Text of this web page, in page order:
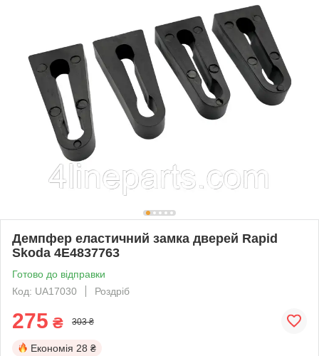
Демпфер еластичний замка дверей Rapid
Skoda 4E4837763
Готово до відправки
Код: UA17030
Роздріб
275 ₴ 303 ₴
Економія 28 ₴